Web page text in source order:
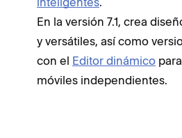
En la versión 7.1, crea
y versátiles, así como
con el Editor dinámico
móviles independientes.